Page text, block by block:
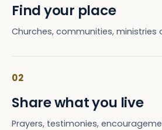
Find your place
Churches, communities, ministries
02
Share what you live
Prayers, testimonies,